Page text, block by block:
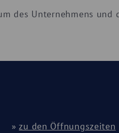
des Unternehmens und
»zu den Öffnungszeiten